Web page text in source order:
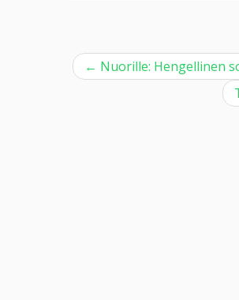
← Nuorille: Hengellinen